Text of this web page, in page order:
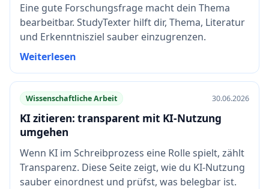
Eine gute Forschungsfrage macht dein Thema
bearbeitbar. StudyTexter hilft dir, Thema, Literatur
und Erkenntnisziel sauber einzugrenzen.
Weiterlesen
Wissenschaftliche Arbeit 30.06.2026
KI zitieren: transparent mit KI-Nutzung
umgehen
Wenn KI im Schreibprozess eine Rolle spielt, zählt
Transparenz. Diese Seite zeigt, wie du KI-Nutzung
sauber einordnest und prüfst, was belegbar ist.